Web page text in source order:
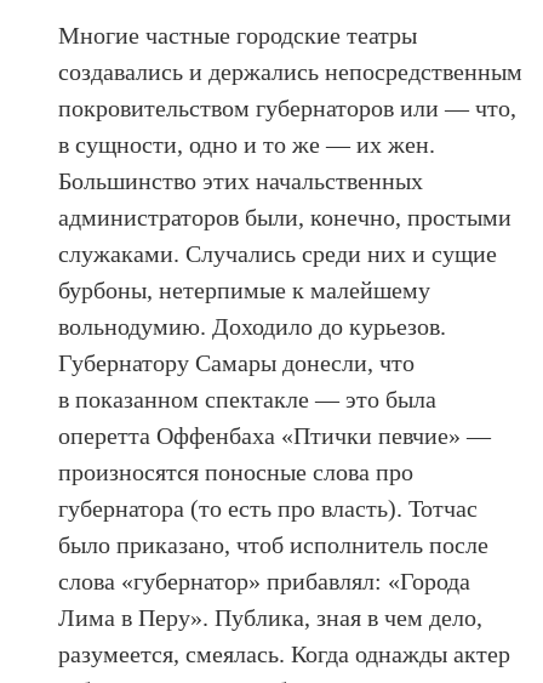
Многие частные городские театры
создавались и держались непосредственным
покровительством губернаторов или — что,
в сущности, одно и то же — их жен.
Большинство этих начальственных
администраторов были, конечно, простыми
служаками. Случались среди них и сущие
бурбоны, нетерпимые к малейшему
вольнодумию. Доходило до курьезов.
Губернатору Самары донесли, что
в показанном спектакле — это была
оперетта Оффенбаха «Птички певчие» —
произносятся поносные слова про
губернатора (то есть про власть). Тотчас
было приказано, чтоб исполнитель после
слова «губернатор» прибавлял: «Города
Лима в Перу». Публика, зная в чем дело,
разумеется, смеялась. Когда однажды актер